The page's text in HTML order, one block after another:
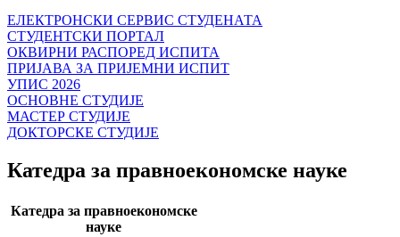
ЕЛЕКТРОНСКИ СЕРВИС СТУДЕНАТА
СТУДЕНТСКИ ПОРТАЛ
ОКВИРНИ РАСПОРЕД ИСПИТА
ПРИЈАВА ЗА ПРИЈЕМНИ ИСПИТ
УПИС 2026
ОСНОВНЕ СТУДИЈЕ
МАСТЕР СТУДИЈЕ
ДОКТОРСКЕ СТУДИЈЕ
Катедра за правноекономске науке
Катедра за правноекономске
науке